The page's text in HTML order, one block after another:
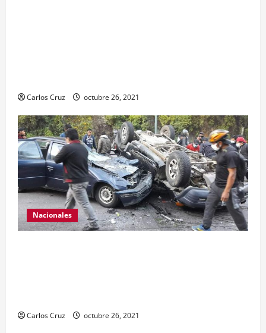
Carlos Cruz octubre 26, 2021
Nacionales
Carlos Cruz octubre 26, 2021